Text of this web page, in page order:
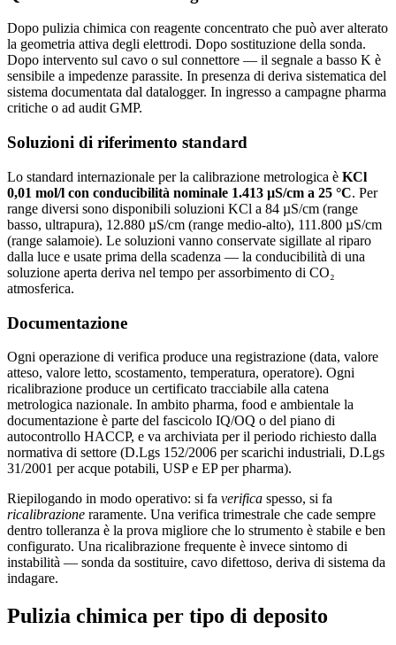
Dopo pulizia chimica con reagente concentrato che può aver alterato
la geometria attiva degli elettrodi. Dopo sostituzione della sonda.
Dopo intervento sul cavo o sul connettore — il segnale a basso K è
sensibile a impedenze parassite. In presenza di deriva sistematica del
sistema documentata dal datalogger. In ingresso a campagne pharma
critiche o ad audit GMP.
Soluzioni di riferimento standard
Lo standard internazionale per la calibrazione metrologica è KCl
0,01 mol/l con conducibilità nominale 1.413 µS/cm a 25 °C. Per
range diversi sono disponibili soluzioni KCl a 84 µS/cm (range
basso, ultrapura), 12.880 µS/cm (range medio-alto), 111.800 µS/cm
(range salamoie). Le soluzioni vanno conservate sigillate al riparo
dalla luce e usate prima della scadenza — la conducibilità di una
soluzione aperta deriva nel tempo per assorbimento di CO₂
atmosferica.
Documentazione
Ogni operazione di verifica produce una registrazione (data, valore
atteso, valore letto, scostamento, temperatura, operatore). Ogni
ricalibrazione produce un certificato tracciabile alla catena
metrologica nazionale. In ambito pharma, food e ambientale la
documentazione è parte del fascicolo IQ/OQ o del piano di
autocontrollo HACCP, e va archiviata per il periodo richiesto dalla
normativa di settore (D.Lgs 152/2006 per scarichi industriali, D.Lgs
31/2001 per acque potabili, USP e EP per pharma).
Riepilogando in modo operativo: si fa verifica spesso, si fa
ricalibrazione raramente. Una verifica trimestrale che cade sempre
dentro tolleranza è la prova migliore che lo strumento è stabile e ben
configurato. Una ricalibrazione frequente è invece sintomo di
instabilità — sonda da sostituire, cavo difettoso, deriva di sistema da
indagare.
Pulizia chimica per tipo di deposito